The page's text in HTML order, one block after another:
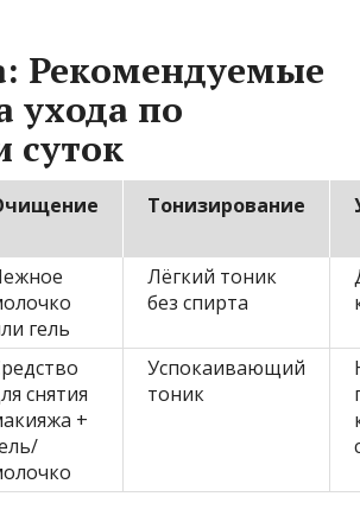
Рекомендуемые
ухода по
суток
Тонизирование
гель
Лёгкий тоник
без спирта
снятия
+
Успокаивающий
тоник